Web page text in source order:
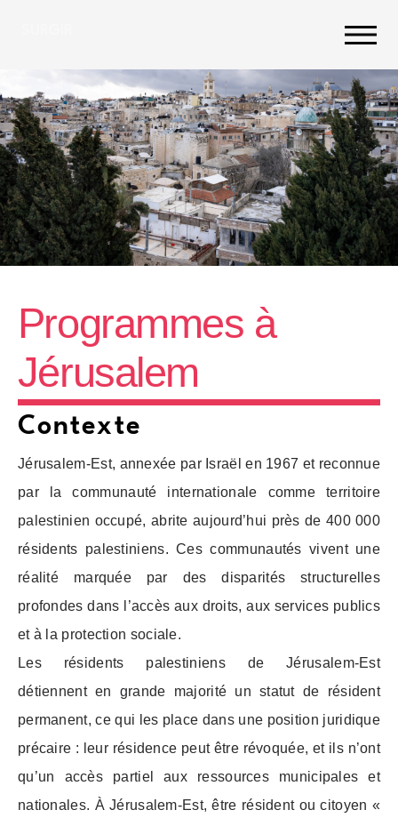
Programmes à
Jérusalem
Contexte
Jérusalem-Est, annexée par Israël en 1967 et reconnue
par la communauté internationale comme territoire
palestinien occupé, abrite aujourd’hui près de 400 000
résidents palestiniens. Ces communautés vivent une
réalité marquée par des disparités structurelles
profondes dans l’accès aux droits, aux services publics
et à la protection sociale.
Les résidents palestiniens de Jérusalem-Est
détiennent en grande majorité un statut de résident
permanent, ce qui les place dans une position juridique
précaire : leur résidence peut être révoquée, et ils n’ont
qu’un accès partiel aux ressources municipales et
nationales. À Jérusalem-Est, être résident ou citoyen «